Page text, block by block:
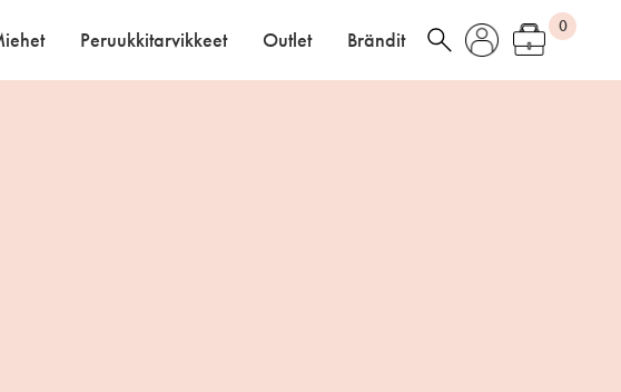
Peruukkitarvikkeet Outlet Brändit
0